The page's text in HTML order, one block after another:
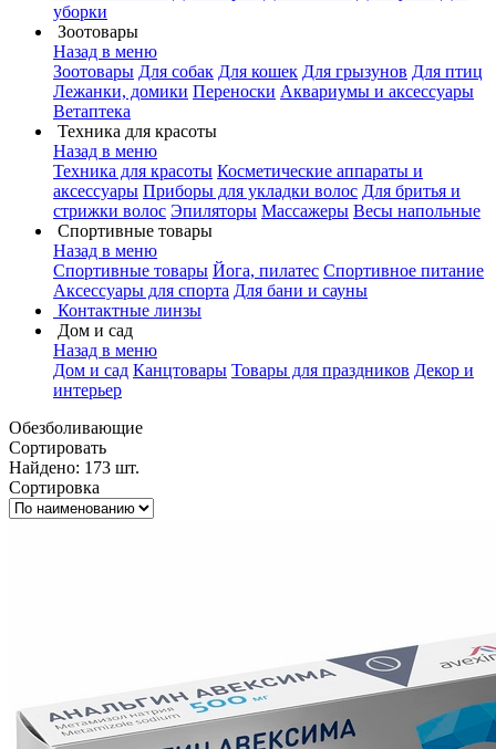
уборки
Зоотовары
Назад в меню
Зоотовары Для собак Для кошек Для грызунов Для птиц
Лежанки, домики Переноски Аквариумы и аксессуары
Ветаптека
Техника для красоты
Назад в меню
Техника для красоты Косметические аппараты и
аксессуары Приборы для укладки волос Для бритья и
стрижки волос Эпиляторы Массажеры Весы напольные
Спортивные товары
Назад в меню
Спортивные товары Йога, пилатес Спортивное питание
Аксессуары для спорта Для бани и сауны
Контактные линзы
Дом и сад
Назад в меню
Дом и сад Канцтовары Товары для праздников Декор и
интерьер
Обезболивающие
Сортировать
Найдено: 173 шт.
Сортировка